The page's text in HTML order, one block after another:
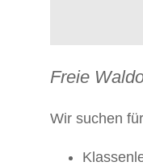
Freie
Wir suchen